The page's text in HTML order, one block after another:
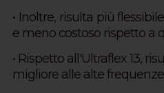
• Inoltre, risulta più
e meno costoso rispetto a
• Rispetto all'Ultraflex 13,
migliore alle alte frequenze